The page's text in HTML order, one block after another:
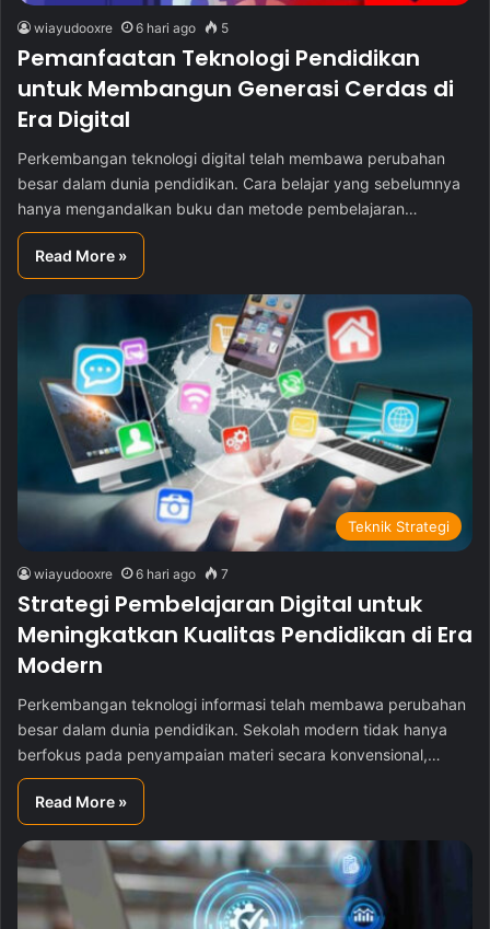
wiayudooxre 6 hari ago 5
Pemanfaatan Teknologi Pendidikan
untuk Membangun Generasi Cerdas di
Era Digital
Perkembangan teknologi digital telah membawa perubahan
besar dalam dunia pendidikan. Cara belajar yang sebelumnya
hanya mengandalkan buku dan metode pembelajaran…
Read More »
Teknik Strategi
wiayudooxre 6 hari ago 7
Strategi Pembelajaran Digital untuk
Meningkatkan Kualitas Pendidikan di Era
Modern
Perkembangan teknologi informasi telah membawa perubahan
besar dalam dunia pendidikan. Sekolah modern tidak hanya
berfokus pada penyampaian materi secara konvensional,…
Read More »